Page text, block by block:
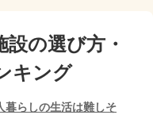
設の選び方・
キング
暮らしの生活は難しそ